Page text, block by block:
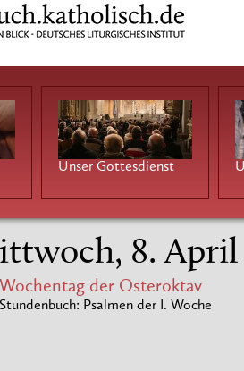
Unser Gottesdienst
ittwoch, 8. April
Wochentag der Osteroktav
Stundenbuch: Psalmen der I. Woche